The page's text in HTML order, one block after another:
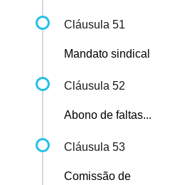
Cláusula 51
Mandato sindical
Cláusula 52
Abono de faltas...
Cláusula 53
Comissão de